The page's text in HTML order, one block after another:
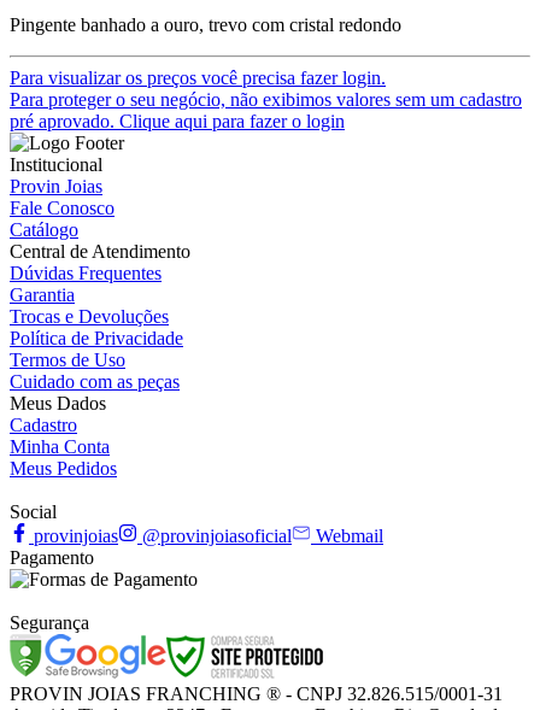
Pingente banhado a ouro, trevo com cristal redondo
Para visualizar os preços você precisa fazer login.
Para proteger o seu negócio, não exibimos valores sem um cadastro
pré aprovado. Clique aqui para fazer o login
Institucional
Provin Joias
Fale Conosco
Catálogo
Central de Atendimento
Dúvidas Frequentes
Garantia
Trocas e Devoluções
Política de Privacidade
Termos de Uso
Cuidado com as peças
Meus Dados
Cadastro
Minha Conta
Meus Pedidos
Social
provinjoias
@provinjoiasoficial
Webmail
Pagamento
Segurança
PROVIN JOIAS FRANCHING ® - CNPJ 32.826.515/0001-31